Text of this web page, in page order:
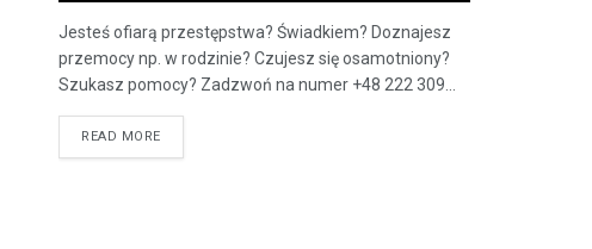
Jesteś ofiarą przestępstwa? Świadkiem? Doznajesz
przemocy np. w rodzinie? Czujesz się osamotniony?
Szukasz pomocy? Zadzwoń na numer +48 222 309...
READ MORE